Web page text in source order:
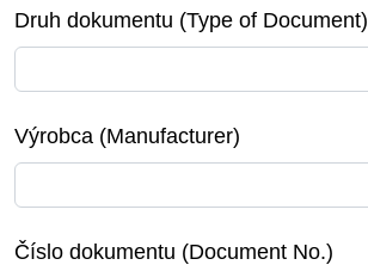
Druh dokumentu (Type of Document)
Výrobca (Manufacturer)
Číslo dokumentu (Document No.)